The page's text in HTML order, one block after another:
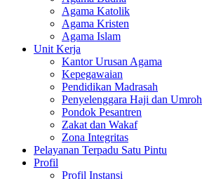
Agama Katolik
Agama Kristen
Agama Islam
Unit Kerja
Kantor Urusan Agama
Kepegawaian
Pendidikan Madrasah
Penyelenggara Haji dan Umroh
Pondok Pesantren
Zakat dan Wakaf
Zona Integritas
Pelayanan Terpadu Satu Pintu
Profil
Profil Instansi